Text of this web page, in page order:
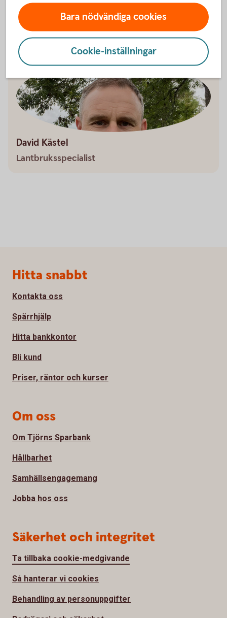
Våralantbruksspecialister
David Kästel
Lantbruksspecialist
Bara nödvändiga cookies
Cookie-inställningar
Sidfot
Hitta snabbt
Kontakta oss
Spärrhjälp
Hitta bankkontor
Bli kund
Priser, räntor och kurser
Om oss
Om Tjörns Sparbank
Hållbarhet
Samhällsengagemang
Jobba hos oss
Säkerhet och integritet
Ta tillbaka cookie-medgivande
Så hanterar vi cookies
Behandling av personuppgifter